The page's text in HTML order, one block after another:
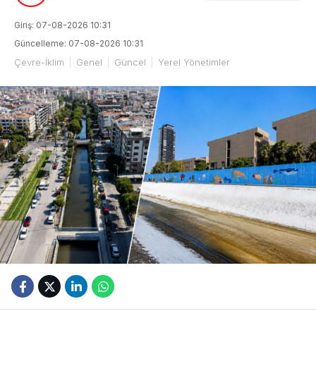
Giriş: 07-08-2026 10:31
Güncelleme: 07-08-2026 10:31
Çevre-İklim Genel Güncel Yerel Yönetimler